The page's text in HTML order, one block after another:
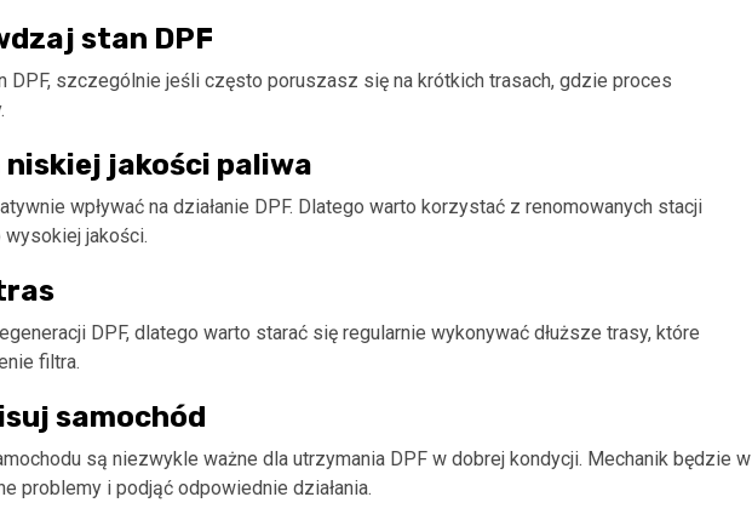
stan DPF
DPF, szczególnie jeśli często poruszasz się na krótkich trasach, gdzie proces
jakości paliwa
wpływać na działanie DPF. Dlatego warto korzystać z renomowanych stacji
jakości.
DPF, dlatego warto starać się regularnie wykonywać dłuższe trasy, które
filtra.
samochód
są niezwykle ważne dla utrzymania DPF w dobrej kondycji. Mechanik będzie w
problemy i podjąć odpowiednie działania.